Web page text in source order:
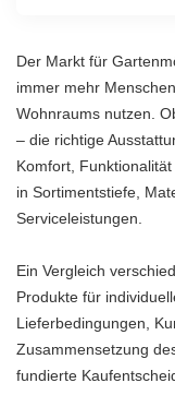
Der Markt für
immer mehr
Wohnraums nutzen.
– die richtige
Komfort,
in Sortimentstiefe,
Serviceleistungen.
Ein Vergleich
Produkte für
Lieferbedingungen,
Zusammensetzung
fundierte